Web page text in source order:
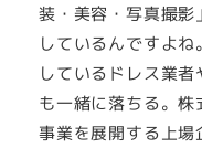
装・美容・写真撮
しているんですよ
しているドレス業
も一緒に落ちる。
事業を展開する上